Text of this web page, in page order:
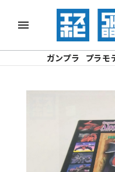
ガンプラ プラモ